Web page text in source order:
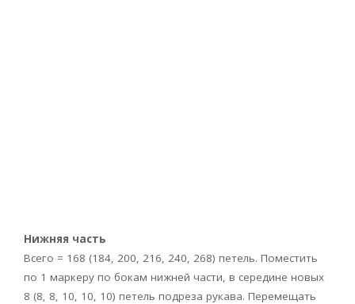
Нижняя часть
Всего = 168 (184, 200, 216, 240, 268) петель. Поместить
по 1 маркеру по бокам нижней части, в середине новых
8 (8, 8, 10, 10, 10) петель подреза рукава. Перемещать